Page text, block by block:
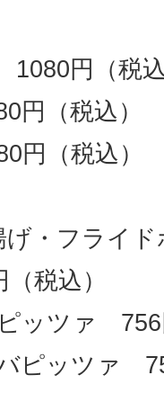
円（税
（税込）
（税込）
・フライ
税込）
ッツァ 756
ピッツァ